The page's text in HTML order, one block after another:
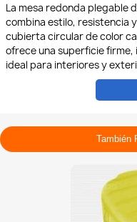
La mesa redonda plegable
combina estilo, resistencia
cubierta circular de color
ofrece una superficie
ideal para interiores y
cubrecanto de aluminio y
los usuarios y agregan un
refuerza la estabilidad al
central específico para
sombra y frescura en días
patas protegen el piso y
para hasta 10 personas y
mesa es perfecta para
También